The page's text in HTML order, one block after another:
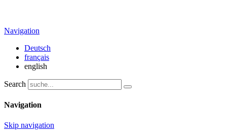
Navigation
Deutsch
français
english
Search
Navigation
Skip navigation